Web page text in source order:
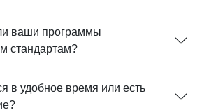
ваши программы
стандартам?
в удобное время или есть